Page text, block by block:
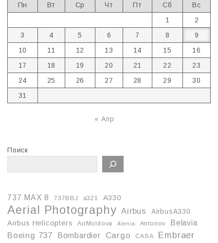
Пн Вт Ср Чт Пт Сб
Вс
1
2
3
4 5 6 7 8
9
10
11 12 13 14 15
16
17
18 19 20 21 22
23
24
25 26 27 28 29
30
31
« Апр
Поиск
737 MAX 8 737BBJ a321 A330
Aerial Photography Airbus
AirbusA330
Airbus Helicopters
AirMoldova Alenia Antonov Belavia
Boeing 737 Bombardier Cargo CASA Embraer